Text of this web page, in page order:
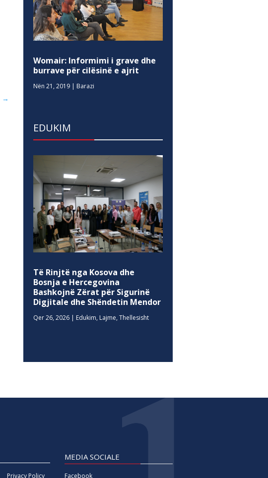
→
Womair: Informimi i grave dhe
burrave për cilësinë e ajrit
Nën 21, 2019 | Barazi
EDUKIM
Të Rinjtë nga Kosova dhe
Bosnja e Hercegovina
Bashkojnë Zërat për Sigurinë
Digjitale dhe Shëndetin Mendor
Qer 26, 2026 | Edukim, Lajme,Thellesisht
Privacy Policy
MEDIA SOCIALE
Facebook